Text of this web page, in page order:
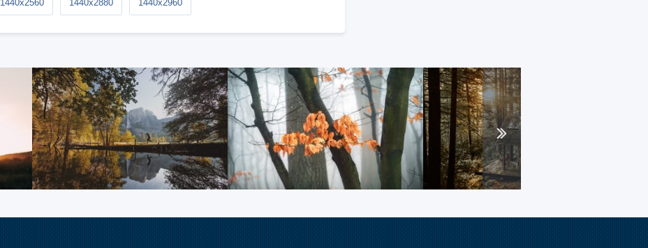
1440x2560 1440x2880 1440x2960